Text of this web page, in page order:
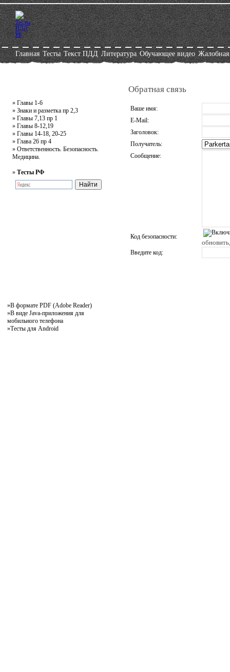
Главная Тесты Текст ПДД Литература Обучающее видео Жалобная
» Главы 1-6
» Знаки и разметка пр 2,3
» Главы 7,13 пр 1
» Главы 8-12,19
» Главы 14-18, 20-25
» Глава 26 пр 4
» Ответственность. Безопасность.
Медицина.
» Тесты РФ
»В формате PDF (Adobe Reader)
»В виде Java-приложения для
мобильного телефона
»Тесты для Android
Обратная связь
Ваше имя:
E-Mail:
Заголовок:
Получатель:
Сообщение:
Код безопасности:
Введите код: